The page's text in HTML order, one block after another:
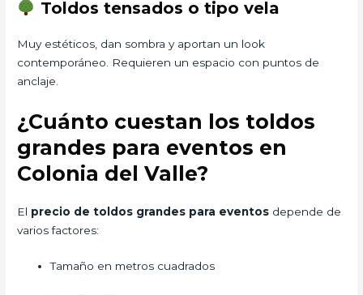
Toldos tensados o tipo vela
Muy estéticos, dan sombra y aportan un look
contemporáneo. Requieren un espacio con puntos de
anclaje.
¿Cuánto cuestan los toldos
grandes para eventos en
Colonia del Valle?
El precio de toldos grandes para eventos depende de
varios factores:
Tamaño en metros cuadrados